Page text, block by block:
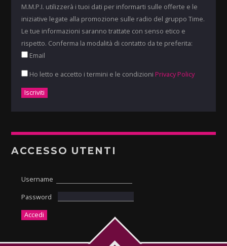
M.M.P.I. utilizzerà i tuoi dati per informarti sulle offerte e le
iniziative legate alla promozione sulle radio del gruppo Time.
Le tue informazioni saranno trattate con senso etico e
rispetto. Conferma la modalità di contatto da te preferita:
Email
Ho letto e accetto i termini e le condizioni Privacy Policy
ACCESSO UTENTI
Username
Password